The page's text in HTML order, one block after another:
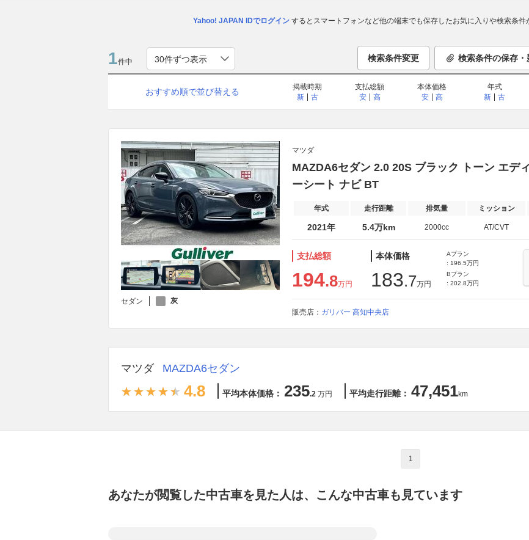
Yahoo! JAPAN IDでログインするとスマートフォンなど他の端末でも保存したお気に入りや検索条件
1件中 検索条件変更 検索条件の保存・
おすすめ順で並び替える
掲載時期
新
古
支払総額
安
高
本体価格
安
高
年式
新
古
セダン 灰
マツダ
MAZDA6セダン 2.0 20S ブラック トーン エデ
ーシート ナビ BT
年式 走行距離 排気量 ミッション
2021年 5.4万km 2000cc AT/CVT
支払総額
194.8万円
本体価格
183.7万円
Aプラン
: 196.5万円
Bプラン
: 202.8万円
販売店： ガリバー 高知中央店
マツダ MAZDA6セダン
4.8 平均本体価格： 235.2 万円 平均走行距離： 47,451km
1
あなたが閲覧した中古車を見た人は、こんな中古車も見ています